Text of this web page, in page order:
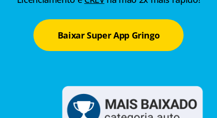
Baixar Super App Gringo